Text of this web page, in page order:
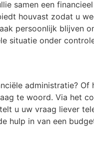
samen een
houvast zodat u
persoonlijk blijven
situatie onder
administratie? Of
te woord. Via het
u uw vraag liever
hulp in van een